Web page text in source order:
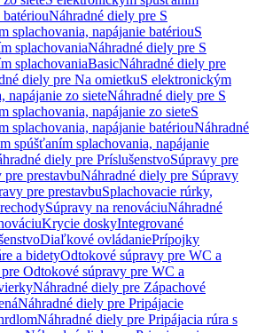
Náhradné diely pre S
splachovania, napájanie batériouS
splachovaniaNáhradné diely pre S
splachovaniaBasicNáhradné diely pre
diely pre Na omietkuS elektronickým
napájanie zo sieteNáhradné diely pre S
splachovania, napájanie zo sieteS
splachovania, napájanie batériouNáhradné
spúšťaním splachovania, napájanie
diely pre PríslušenstvoSúpravy pre
prestavbuNáhradné diely pre Súpravy
pre prestavbuSplachovacie rúrky,
Súpravy na renováciuNáhradné
Krycie doskyIntegrované
Diaľkové ovládaniePrípojky
a bidetyOdtokové súpravy pre WC a
Odtokové súpravy pre WC a
Náhradné diely pre Zápachové
Náhradné diely pre Pripájacie
Náhradné diely pre Pripájacia rúra s